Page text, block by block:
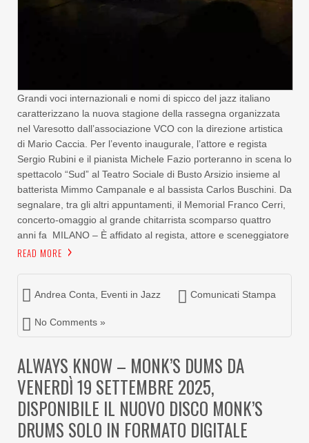
Grandi voci internazionali e nomi di spicco del jazz italiano
caratterizzano la nuova stagione della rassegna organizzata
nel Varesotto dall’associazione VCO con la direzione artistica
di Mario Caccia. Per l’evento inaugurale, l’attore e regista
Sergio Rubini e il pianista Michele Fazio porteranno in scena lo
spettacolo “Sud” al Teatro Sociale di Busto Arsizio insieme al
batterista Mimmo Campanale e al bassista Carlos Buschini. Da
segnalare, tra gli altri appuntamenti, il Memorial Franco Cerri,
concerto-omaggio al grande chitarrista scomparso quattro
anni fa MILANO – È affidato al regista, attore e sceneggiatore
READ MORE
Andrea Conta Eventi in Jazz Comunicati Stampa
No Comments »
ALWAYS KNOW – MONK’S DUMS DA
VENERDÌ 19 SETTEMBRE 2025,
DISPONIBILE IL NUOVO DISCO MONK’S
DRUMS SOLO IN FORMATO DIGITALE